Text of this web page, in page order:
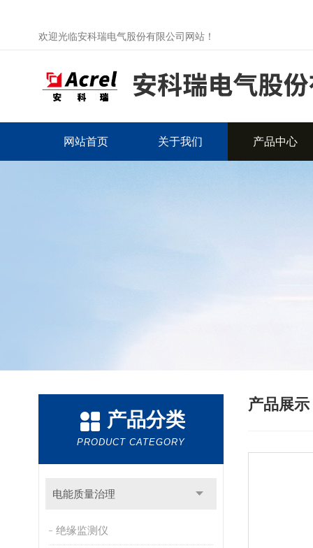
欢迎光临安科瑞电气股份有限公司网站！
网站首页 关于我们 产品中心
产品分类
PRODUCT CATEGORY
电能质量治理
绝缘监测仪
产品展示